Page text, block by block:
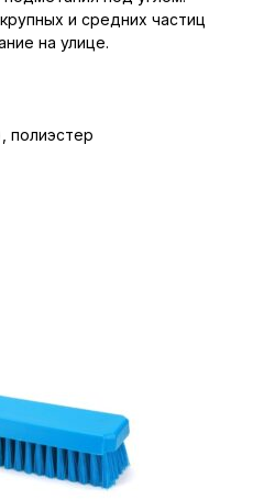
и средних частиц
на улице.
полиэстер